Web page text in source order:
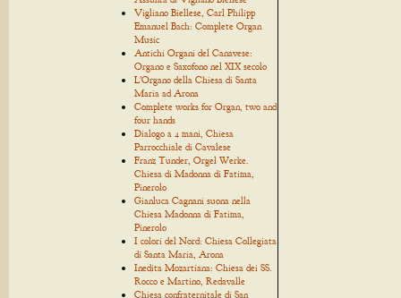
Vigliano Biellese, Carl Philipp
Emanuel Bach: Complete Organ
Music
Antichi Organi del Canavese:
Organo e Saxofono nel XIX secolo
L'Organo della Chiesa di Santa
Maria ad Arona
Complete works for Organ, two and
four hands
Dialogo a 4 mani, Chiesa
Parrocchiale di Cavalese
Franz Tunder, Orgel Werke.
Chiesa di Madonna di Fatima,
Pinerolo
Gianluca Cagnani suona nella
Chiesa Madonna di Fatima,
Pinerolo
I colori del Nord: Chiesa Collegiata
di Santa Maria, Arona
Inedita Mozartiana: Chiesa dei SS.
Rocco e Martino, Redavalle
Chiesa confraternitale di San